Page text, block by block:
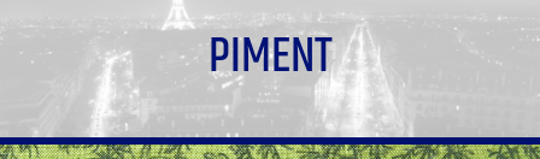
PIMENT